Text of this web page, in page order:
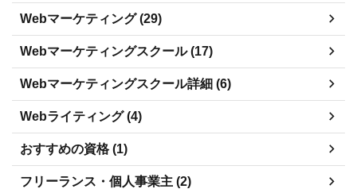
Webマーケティング (29)
Webマーケティングスクール (17)
Webマーケティングスクール詳細 (6)
Webライティング (4)
おすすめの資格 (1)
フリーランス・個人事業主 (2)